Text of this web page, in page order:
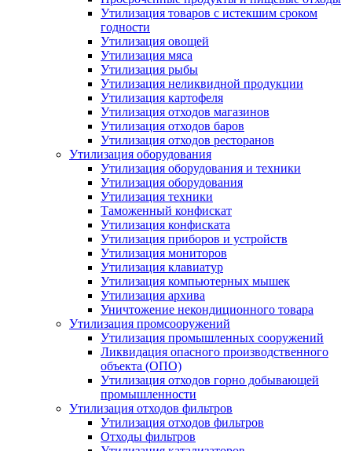
Утилизация товаров с истекшим сроком
годности
Утилизация овощей
Утилизация мяса
Утилизация рыбы
Утилизация неликвидной продукции
Утилизация картофеля
Утилизация отходов магазинов
Утилизация отходов баров
Утилизация отходов ресторанов
Утилизация оборудования
Утилизация оборудования и техники
Утилизация оборудования
Утилизация техники
Таможенный конфискат
Утилизация конфиската
Утилизация приборов и устройств
Утилизация мониторов
Утилизация клавиатур
Утилизация компьютерных мышек
Утилизация архива
Уничтожение некондиционного товара
Утилизация промсооружений
Утилизация промышленных сооружений
Ликвидация опасного производственного
объекта (ОПО)
Утилизация отходов горно добывающей
промышленности
Утилизация отходов фильтров
Утилизация отходов фильтров
Отходы фильтров